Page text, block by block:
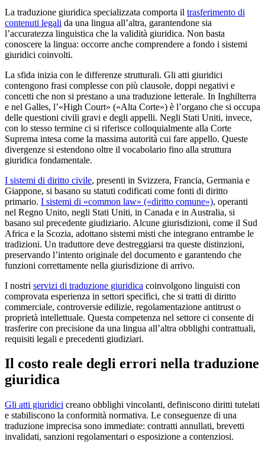
La traduzione giuridica specializzata comporta il trasferimento di
contenuti legali da una lingua all’altra, garantendone sia
l’accuratezza linguistica che la validità giuridica. Non basta
conoscere la lingua: occorre anche comprendere a fondo i sistemi
giuridici coinvolti.
La sfida inizia con le differenze strutturali. Gli atti giuridici
contengono frasi complesse con più clausole, doppi negativi e
concetti che non si prestano a una traduzione letterale. In Inghilterra
e nel Galles, l’«High Court» («Alta Corte») è l’organo che si occupa
delle questioni civili gravi e degli appelli. Negli Stati Uniti, invece,
con lo stesso termine ci si riferisce colloquialmente alla Corte
Suprema intesa come la massima autorità cui fare appello. Queste
divergenze si estendono oltre il vocabolario fino alla struttura
giuridica fondamentale.
I sistemi di diritto civile, presenti in Svizzera, Francia, Germania e
Giappone, si basano su statuti codificati come fonti di diritto
primario. I sistemi di «common law» («diritto comune»), operanti
nel Regno Unito, negli Stati Uniti, in Canada e in Australia, si
basano sul precedente giudiziario. Alcune giurisdizioni, come il Sud
Africa e la Scozia, adottano sistemi misti che integrano entrambe le
tradizioni. Un traduttore deve destreggiarsi tra queste distinzioni,
preservando l’intento originale del documento e garantendo che
funzioni correttamente nella giurisdizione di arrivo.
I nostri servizi di traduzione giuridica coinvolgono linguisti con
comprovata esperienza in settori specifici, che si tratti di diritto
commerciale, controversie edilizie, regolamentazione antitrust o
proprietà intellettuale. Questa competenza nel settore ci consente di
trasferire con precisione da una lingua all’altra obblighi contrattuali,
requisiti legali e precedenti giudiziari.
Il costo reale degli errori nella traduzione
giuridica
Gli atti giuridici creano obblighi vincolanti, definiscono diritti tutelati
e stabiliscono la conformità normativa. Le conseguenze di una
traduzione imprecisa sono immediate: contratti annullati, brevetti
invalidati, sanzioni regolamentari o esposizione a contenziosi.